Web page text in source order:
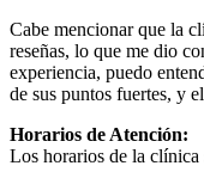
Cabe mencionar que la
reseñas, lo que me dio
experiencia, puedo
de sus puntos fuertes, y
Horarios de Atención:
Los horarios de la clínica